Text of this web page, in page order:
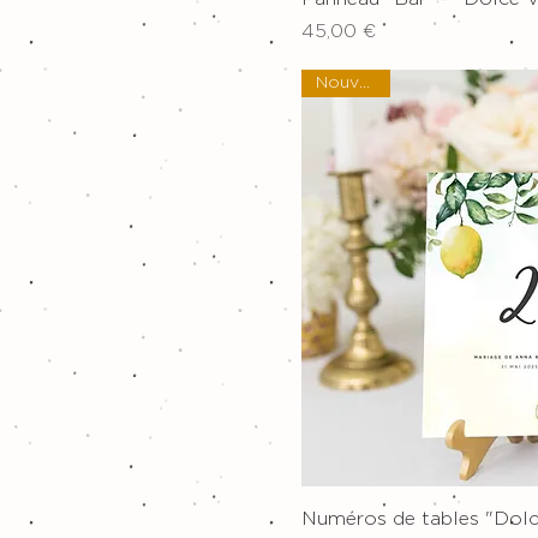
Prix
45,00 €
Aperçu
Nouveau !
Numéros de tables